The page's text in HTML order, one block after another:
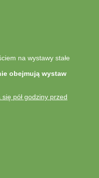
na wystawy stałe
obejmują wystaw
pół godziny przed